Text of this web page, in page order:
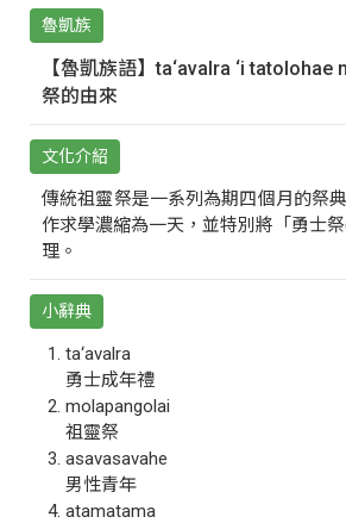
魯凱族
【魯凱族語】ta‘avalra ‘i tatolohae
祭的由來
文化介紹
傳統祖靈祭是一系列為期四個月的祭
作求學濃縮為一天，並特別將「勇士祭
理。
小辭典
ta‘avalra
勇士成年禮
molapangolai
祖靈祭
asavasavahe
男性青年
atamatama